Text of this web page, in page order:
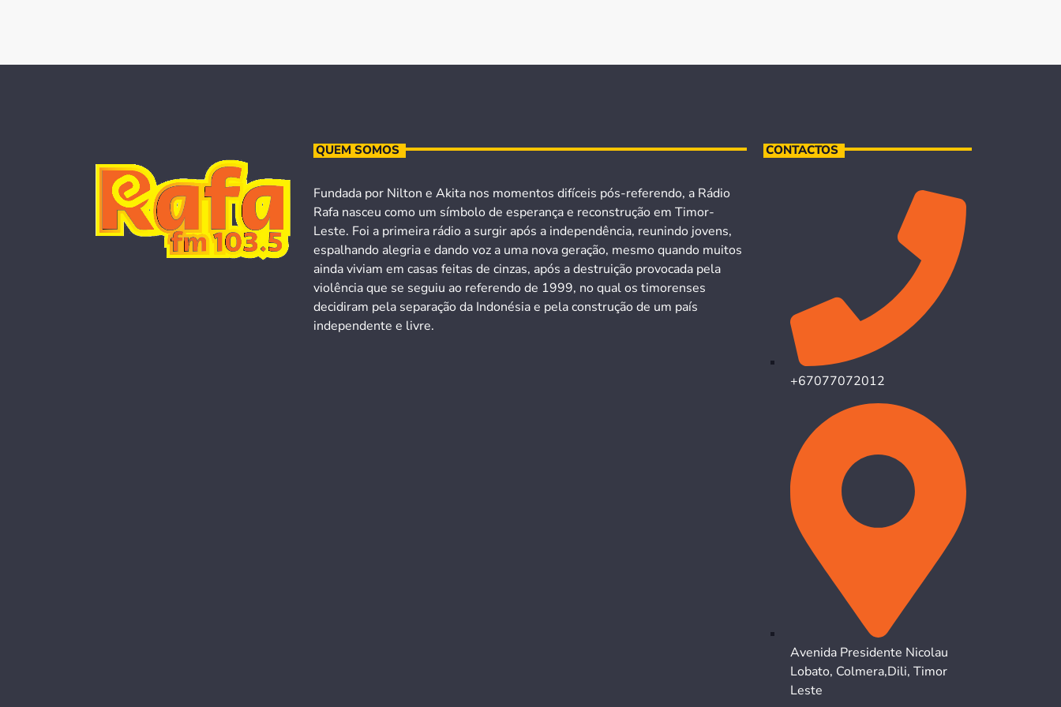
QUEM SOMOS
Fundada por Nilton e Akita nos momentos difíceis pós-referendo, a Rádio
Rafa nasceu como um símbolo de esperança e reconstrução em Timor-
Leste. Foi a primeira rádio a surgir após a independência, reunindo jovens,
espalhando alegria e dando voz a uma nova geração, mesmo quando muitos
ainda viviam em casas feitas de cinzas, após a destruição provocada pela
violência que se seguiu ao referendo de 1999, no qual os timorenses
decidiram pela separação da Indonésia e pela construção de um país
independente e livre.
CONTACTOS
+67077072012
Avenida Presidente Nicolau
Lobato, Colmera,Dili, Timor
Leste